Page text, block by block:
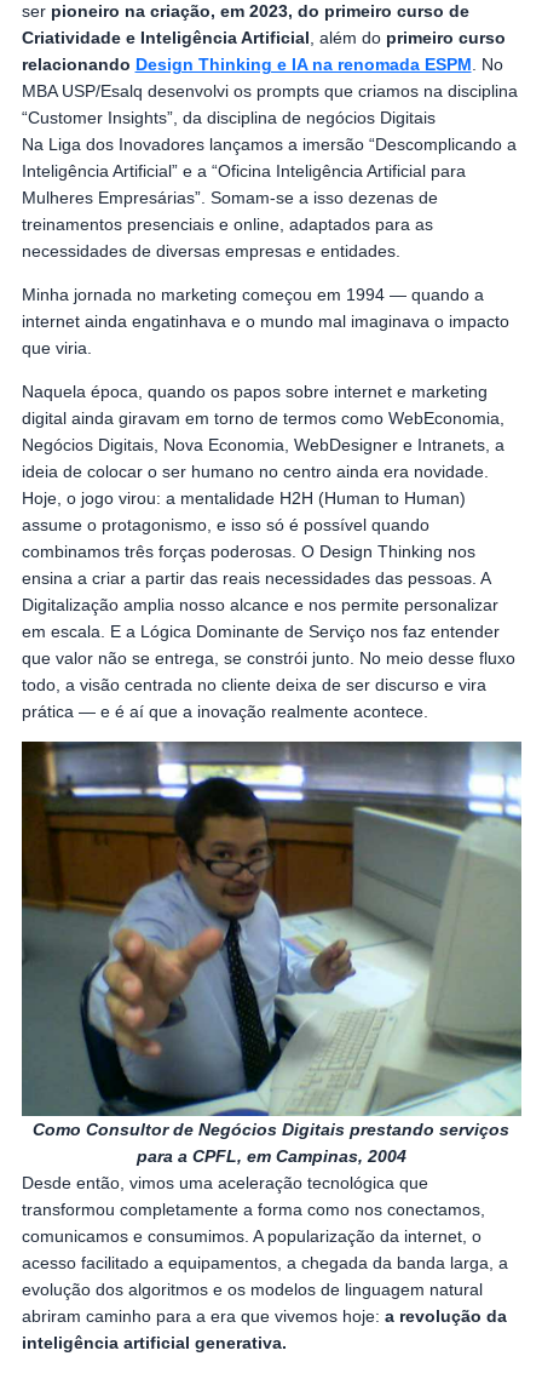
ser pioneiro na criação, em 2023, do primeiro curso de
Criatividade e Inteligência Artificial , além do primeiro curso
relacionando Design Thinking e IA na renomada ESPM . No
MBA USP/Esalq desenvolvi os prompts que criamos na disciplina
“Customer Insights”, da disciplina de negócios Digitais
Na Liga dos Inovadores lançamos a imersão “Descomplicando a
Inteligência Artificial” e a “Oficina Inteligência Artificial para
Mulheres Empresárias”. Somam-se a isso dezenas de
treinamentos presenciais e online, adaptados para as
necessidades de diversas empresas e entidades.
Minha jornada no marketing começou em 1994 — quando a
internet ainda engatinhava e o mundo mal imaginava o impacto
que viria.
Naquela época, quando os papos sobre internet e marketing
digital ainda giravam em torno de termos como WebEconomia,
Negócios Digitais, Nova Economia, WebDesigner e Intranets, a
ideia de colocar o ser humano no centro ainda era novidade.
Hoje, o jogo virou: a mentalidade H2H (Human to Human)
assume o protagonismo, e isso só é possível quando
combinamos três forças poderosas. O Design Thinking nos
ensina a criar a partir das reais necessidades das pessoas. A
Digitalização amplia nosso alcance e nos permite personalizar
em escala. E a Lógica Dominante de Serviço nos faz entender
que valor não se entrega, se constrói junto. No meio desse fluxo
todo, a visão centrada no cliente deixa de ser discurso e vira
prática — e é aí que a inovação realmente acontece.
Como Consultor de Negócios Digitais prestando serviços
para a CPFL, em Campinas, 2004
Desde então, vimos uma aceleração tecnológica que
transformou completamente a forma como nos conectamos,
comunicamos e consumimos. A popularização da internet, o
acesso facilitado a equipamentos, a chegada da banda larga, a
evolução dos algoritmos e os modelos de linguagem natural
abriram caminho para a era que vivemos hoje: a revolução da
inteligência artificial generativa.